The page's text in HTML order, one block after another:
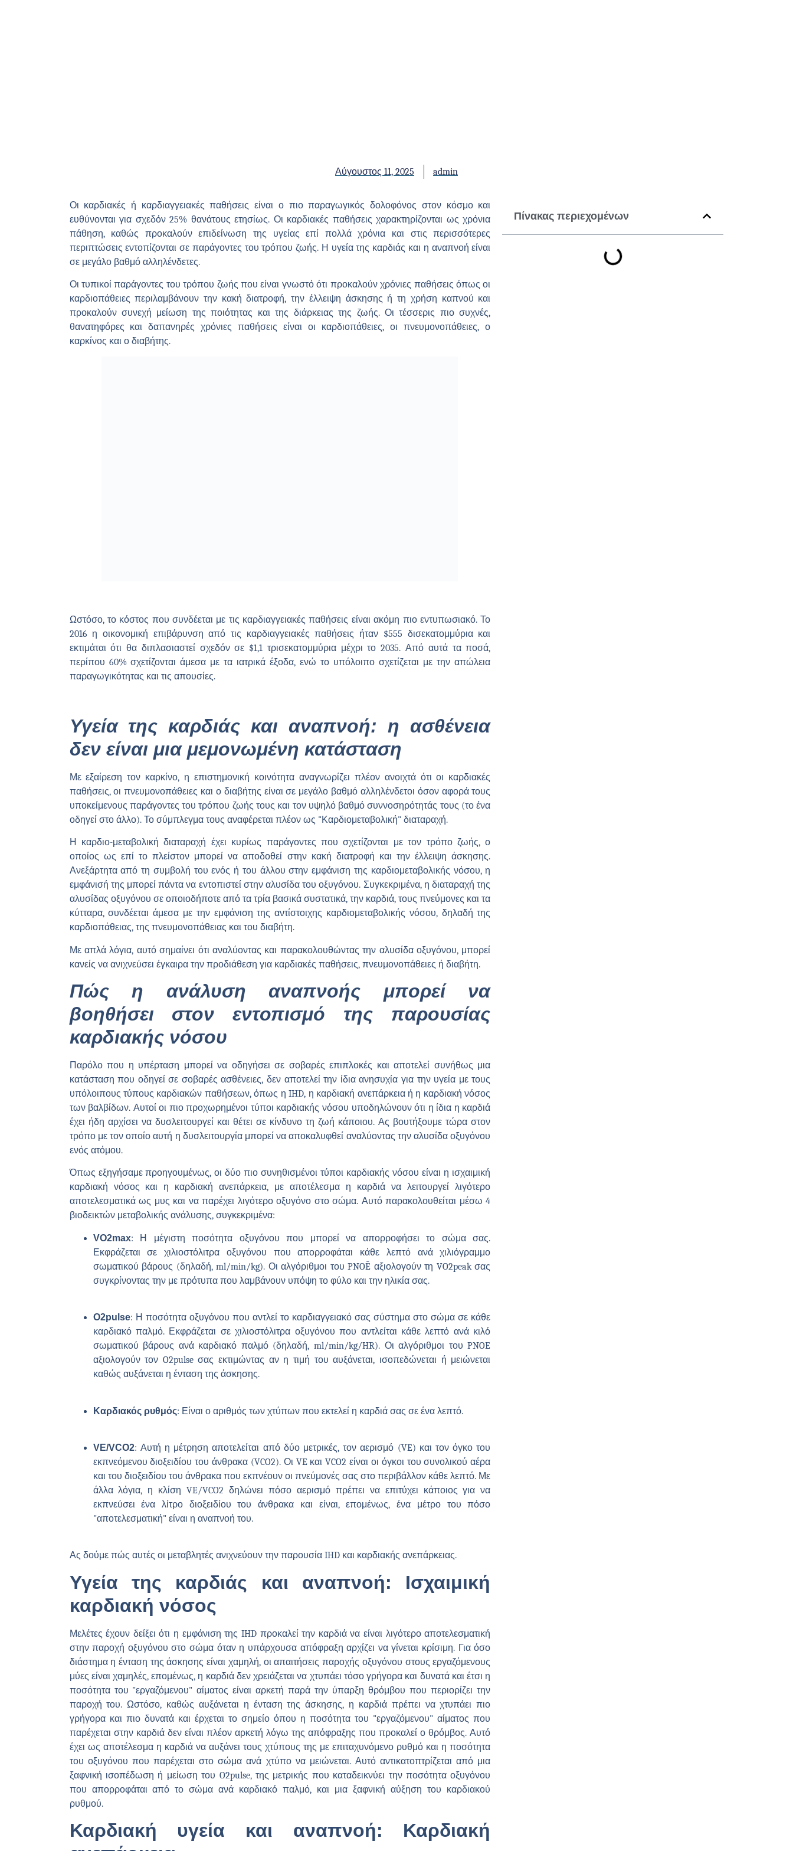
Αύγουστος 11, 2025 admin
Οι καρδιακές ή καρδιαγγειακές παθήσεις είναι ο πιο παραγωγικός δολοφόνος στον κόσμο και
ευθύνονται για σχεδόν 25% θανάτους ετησίως. Οι καρδιακές παθήσεις χαρακτηρίζονται ως χρόνια
πάθηση, καθώς προκαλούν επιδείνωση της υγείας επί πολλά χρόνια και στις περισσότερες
περιπτώσεις εντοπίζονται σε παράγοντες του τρόπου ζωής. Η υγεία της καρδιάς και η αναπνοή είναι
σε μεγάλο βαθμό αλληλένδετες.
Οι τυπικοί παράγοντες του τρόπου ζωής που είναι γνωστό ότι προκαλούν χρόνιες παθήσεις όπως οι
καρδιοπάθειες περιλαμβάνουν την κακή διατροφή, την έλλειψη άσκησης ή τη χρήση καπνού και
προκαλούν συνεχή μείωση της ποιότητας και της διάρκειας της ζωής. Οι τέσσερις πιο συχνές,
θανατηφόρες και δαπανηρές χρόνιες παθήσεις είναι οι καρδιοπάθειες, οι πνευμονοπάθειες, ο
καρκίνος και ο διαβήτης.
Ωστόσο, το κόστος που συνδέεται με τις καρδιαγγειακές παθήσεις είναι ακόμη πιο εντυπωσιακό. Το
2016 η οικονομική επιβάρυνση από τις καρδιαγγειακές παθήσεις ήταν $555 δισεκατομμύρια και
εκτιμάται ότι θα διπλασιαστεί σχεδόν σε $1,1 τρισεκατομμύρια μέχρι το 2035. Από αυτά τα ποσά,
περίπου 60% σχετίζονται άμεσα με τα ιατρικά έξοδα, ενώ το υπόλοιπο σχετίζεται με την απώλεια
παραγωγικότητας και τις απουσίες.
Υγεία της καρδιάς και αναπνοή: η ασθένεια
δεν είναι μια μεμονωμένη κατάσταση
Με εξαίρεση τον καρκίνο, η επιστημονική κοινότητα αναγνωρίζει πλέον ανοιχτά ότι οι καρδιακές
παθήσεις, οι πνευμονοπάθειες και ο διαβήτης είναι σε μεγάλο βαθμό αλληλένδετοι όσον αφορά τους
υποκείμενους παράγοντες του τρόπου ζωής τους και τον υψηλό βαθμό συννοσηρότητάς τους (το ένα
οδηγεί στο άλλο). Το σύμπλεγμα τους αναφέρεται πλέον ως "Καρδιομεταβολική" διαταραχή.
Η καρδιο-μεταβολική διαταραχή έχει κυρίως παράγοντες που σχετίζονται με τον τρόπο ζωής, ο
οποίος ως επί το πλείστον μπορεί να αποδοθεί στην κακή διατροφή και την έλλειψη άσκησης.
Ανεξάρτητα από τη συμβολή του ενός ή του άλλου στην εμφάνιση της καρδιομεταβολικής νόσου, η
εμφάνισή της μπορεί πάντα να εντοπιστεί στην αλυσίδα του οξυγόνου. Συγκεκριμένα, η διαταραχή της
αλυσίδας οξυγόνου σε οποιοδήποτε από τα τρία βασικά συστατικά, την καρδιά, τους πνεύμονες και τα
κύτταρα, συνδέεται άμεσα με την εμφάνιση της αντίστοιχης καρδιομεταβολικής νόσου, δηλαδή της
καρδιοπάθειας, της πνευμονοπάθειας και του διαβήτη.
Με απλά λόγια, αυτό σημαίνει ότι αναλύοντας και παρακολουθώντας την αλυσίδα οξυγόνου, μπορεί
κανείς να ανιχνεύσει έγκαιρα την προδιάθεση για καρδιακές παθήσεις, πνευμονοπάθειες ή διαβήτη.
Πώς η ανάλυση αναπνοής μπορεί να
βοηθήσει στον εντοπισμό της παρουσίας
καρδιακής νόσου
Παρόλο που η υπέρταση μπορεί να οδηγήσει σε σοβαρές επιπλοκές και αποτελεί συνήθως μια
κατάσταση που οδηγεί σε σοβαρές ασθένειες, δεν αποτελεί την ίδια ανησυχία για την υγεία με τους
υπόλοιπους τύπους καρδιακών παθήσεων, όπως η IHD, η καρδιακή ανεπάρκεια ή η καρδιακή νόσος
των βαλβίδων. Αυτοί οι πιο προχωρημένοι τύποι καρδιακής νόσου υποδηλώνουν ότι η ίδια η καρδιά
έχει ήδη αρχίσει να δυσλειτουργεί και θέτει σε κίνδυνο τη ζωή κάποιου. Ας βουτήξουμε τώρα στον
τρόπο με τον οποίο αυτή η δυσλειτουργία μπορεί να αποκαλυφθεί αναλύοντας την αλυσίδα οξυγόνου
ενός ατόμου.
Όπως εξηγήσαμε προηγουμένως, οι δύο πιο συνηθισμένοι τύποι καρδιακής νόσου είναι η ισχαιμική
καρδιακή νόσος και η καρδιακή ανεπάρκεια, με αποτέλεσμα η καρδιά να λειτουργεί λιγότερο
αποτελεσματικά ως μυς και να παρέχει λιγότερο οξυγόνο στο σώμα. Αυτό παρακολουθείται μέσω 4
βιοδεικτών μεταβολικής ανάλυσης, συγκεκριμένα:
VO2max:
Η μέγιστη ποσότητα οξυγόνου που μπορεί να απορροφήσει το σώμα σας.
Εκφράζεται σε χιλιοστόλιτρα οξυγόνου που απορροφάται κάθε λεπτό ανά χιλιόγραμμο
σωματικού βάρους (δηλαδή, ml/min/kg). Οι αλγόριθμοι του PNOĒ αξιολογούν τη VO2peak σας
συγκρίνοντας την με πρότυπα που λαμβάνουν υπόψη το φύλο και την ηλικία σας.
O2pulse: Η ποσότητα οξυγόνου που αντλεί το καρδιαγγειακό σας σύστημα στο σώμα σε κάθε
καρδιακό παλμό. Εκφράζεται σε χιλιοστόλιτρα οξυγόνου που αντλείται κάθε λεπτό ανά κιλό
σωματικού βάρους ανά καρδιακό παλμό (δηλαδή, ml/min/kg/HR). Οι αλγόριθμοι του PNOE
αξιολογούν τον O2pulse σας εκτιμώντας αν η τιμή του αυξάνεται, ισοπεδώνεται ή μειώνεται
καθώς αυξάνεται η ένταση της άσκησης.
Καρδιακός ρυθμός: Είναι ο αριθμός των χτύπων που εκτελεί η καρδιά σας σε ένα λεπτό.
VE/VCO2: Αυτή η μέτρηση αποτελείται από δύο μετρικές, τον αερισμό (VE) και τον όγκο του
εκπνεόμενου διοξειδίου του άνθρακα (VCO2). Οι VE και VCO2 είναι οι όγκοι του συνολικού αέρα
και του διοξειδίου του άνθρακα που εκπνέουν οι πνεύμονές σας στο περιβάλλον κάθε λεπτό. Με
άλλα λόγια, η κλίση VE/VCO2 δηλώνει πόσο αερισμό πρέπει να επιτύχει κάποιος για να
εκπνεύσει ένα λίτρο διοξειδίου του άνθρακα και είναι, επομένως, ένα μέτρο του πόσο
"αποτελεσματική" είναι η αναπνοή του.
Ας δούμε πώς αυτές οι μεταβλητές ανιχνεύουν την παρουσία IHD και καρδιακής ανεπάρκειας.
Υγεία της καρδιάς και αναπνοή: Ισχαιμική
καρδιακή νόσος
Μελέτες έχουν δείξει ότι η εμφάνιση της IHD προκαλεί την καρδιά να είναι λιγότερο αποτελεσματική
στην παροχή οξυγόνου στο σώμα όταν η υπάρχουσα απόφραξη αρχίζει να γίνεται κρίσιμη. Για όσο
διάστημα η ένταση της άσκησης είναι χαμηλή, οι απαιτήσεις παροχής οξυγόνου στους εργαζόμενους
μύες είναι χαμηλές, επομένως, η καρδιά δεν χρειάζεται να χτυπάει τόσο γρήγορα και δυνατά και έτσι η
ποσότητα του "εργαζόμενου" αίματος είναι αρκετή παρά την ύπαρξη θρόμβου που περιορίζει την
παροχή του. Ωστόσο, καθώς αυξάνεται η ένταση της άσκησης, η καρδιά πρέπει να χτυπάει πιο
γρήγορα και πιο δυνατά και έρχεται το σημείο όπου η ποσότητα του "εργαζόμενου" αίματος που
παρέχεται στην καρδιά δεν είναι πλέον αρκετή λόγω της απόφραξης που προκαλεί ο θρόμβος. Αυτό
έχει ως αποτέλεσμα η καρδιά να αυξάνει τους χτύπους της με επιταχυνόμενο ρυθμό και η ποσότητα
του οξυγόνου που παρέχεται στο σώμα ανά χτύπο να μειώνεται. Αυτό αντικατοπτρίζεται από μια
ξαφνική ισοπέδωση ή μείωση του O2pulse, της μετρικής που καταδεικνύει την ποσότητα οξυγόνου
που απορροφάται από το σώμα ανά καρδιακό παλμό, και μια ξαφνική αύξηση του καρδιακού
ρυθμού.
Καρδιακή υγεία και αναπνοή: Καρδιακή
Πίνακας περιεχομένων